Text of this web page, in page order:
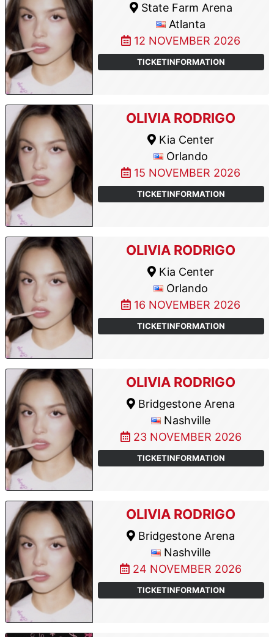
State Farm Arena
Atlanta
12 NOVEMBER 2026
TICKETINFORMATION
OLIVIA RODRIGO
Kia Center
Orlando
15 NOVEMBER 2026
TICKETINFORMATION
OLIVIA RODRIGO
Kia Center
Orlando
16 NOVEMBER 2026
TICKETINFORMATION
OLIVIA RODRIGO
Bridgestone Arena
Nashville
23 NOVEMBER 2026
TICKETINFORMATION
OLIVIA RODRIGO
Bridgestone Arena
Nashville
24 NOVEMBER 2026
TICKETINFORMATION